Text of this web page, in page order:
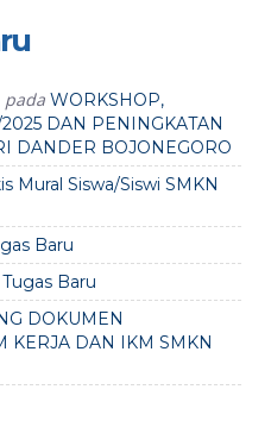
pada WORKSHOP,
DAN PENINGKATAN
DANDER BOJONEGORO
Mural Siswa/Siswi SMKN
Baru
Baru
DOKUMEN
KERJA DAN IKM SMKN